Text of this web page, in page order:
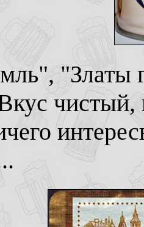
"Златы